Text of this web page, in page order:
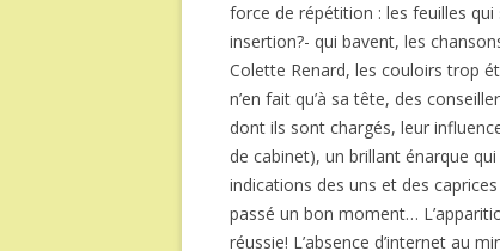
force de répétition : les feuilles
insertion?- qui bavent, les
Colette Renard, les couloirs trop
n’en fait qu’à sa tête, des
dont ils sont chargés, leur
de cabinet), un brillant énarque
indications des uns et des
passé un bon moment…
réussie! L’absence d’internet au